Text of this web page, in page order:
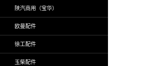
陕汽商用（宝华）
欧曼配件
徐工配件
玉柴配件